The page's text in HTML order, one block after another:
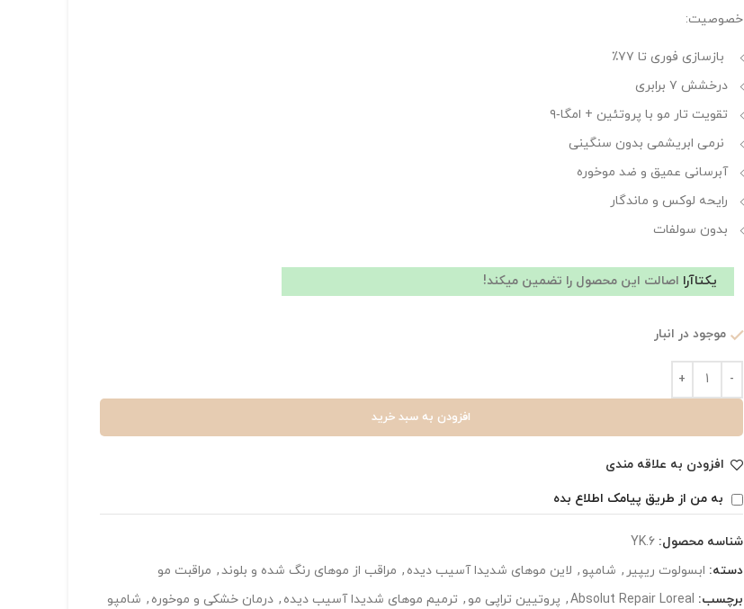
خصوصیت:
بازسازی فوری تا ۷۷٪
درخشش ۷ برابری
تقویت تار مو با پروتئین + امگا‑۹
نرمی ابریشمی بدون سنگینی
آبرسانی عمیق و ضد موخوره
رایحه لوکس و ماندگار
بدون سولفات
یکتاآرا اصالت این محصول را تضمین میکند!
موجود در انبار
افزودن به سبد خرید
افزودن به علاقه مندی
به من از طریق پیامک اطلاع بده
شناسه محصول:YK.6
دسته: ابسولوت ریپیر , شامپو , لاین موهای شدیدا آسیب دیده , مراقب از موهای رنگ شده و بلوند, مراقبت مو
برچسب: Absolut Repair Loreal
, پروتيین تراپی مو , ترمیم موهای شدیدا آسیب دیده , درمان خشکی و موخوره , شامپو